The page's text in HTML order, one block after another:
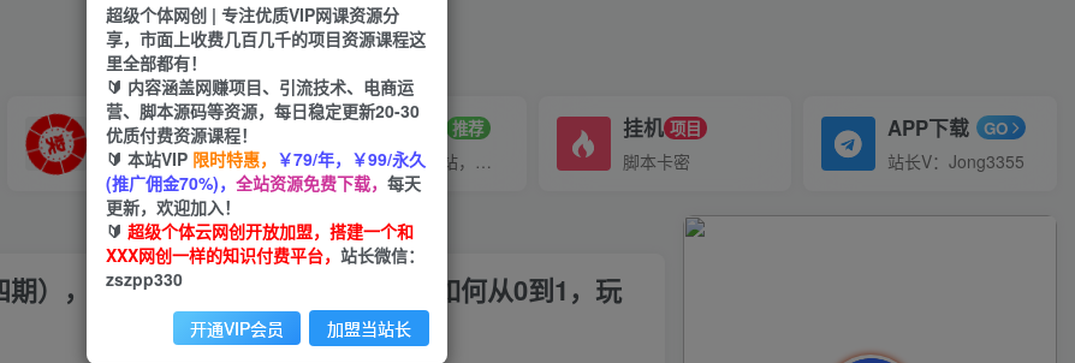
VIP推广
70%分佣
会员专属推广链接
招募站长 推荐
搭建同款网站，自己当老板
挂机 项目
脚本卡密
APP下载 GO
站长V：Jong3355
），教你如何在小红书兼职变现，如何从0到1，玩
超级个体网创 | 专注优质VIP网课资源分
享，市面上收费几百几千的项目资源课程这
里全部都有！
🔰 内容涵盖网赚项目、引流技术、电商运
营、脚本源码等资源，每日稳定更新20-30
优质付费资源课程！
🔰 本站VIP 限时特惠， ￥79/年，￥99/永久
(推广佣金70%)， 全站资源免费下载， 每天
更新，欢迎加入！
🔰 超级个体云网创开放加盟，搭建一个和
XXX网创一样的知识付费平台， 站长微信：
zszpp330
开通VIP会员 加盟当站长